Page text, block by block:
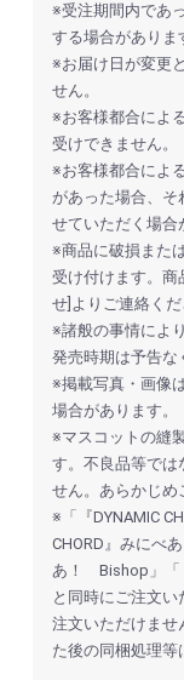
お買い
※受注期間内であ
する場合がありま
※お届け日が変更
せん。
※お客様都合によ
受けできません。
※お客様都合によ
があった場合、そ
せていただく場合
※商品に破損また
受け付けます。商
せ]よりご連絡くだ
※諸般の事情によ
発売時期は予告な
※掲載写真・画像
場合があります。
※マスコットの縫
す。不良品等では
せん。あらかじめ
※「『DYNAMIC
CHORD』みにべ
あ！ Bishop」「
と同時にご注文
注文いただけませ
た後の同梱処理等